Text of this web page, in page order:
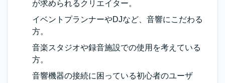
が求められるクリエイター。
イベントプランナーやDJなど、音響にこだわる
方。
音楽スタジオや録音施設での使用を考えている
方。
音響機器の接続に困っている初心者のユーザ